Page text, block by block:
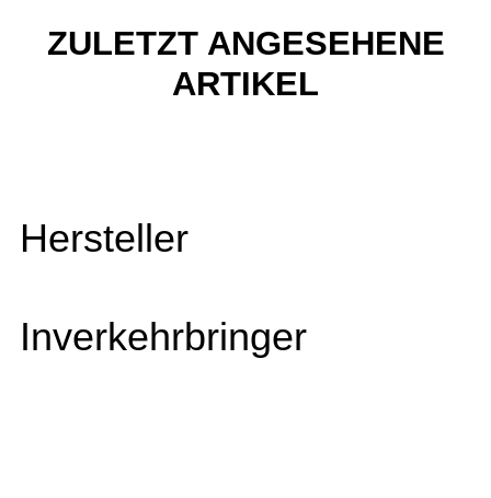
ZULETZT ANGESEHENE
ARTIKEL
Hersteller
Inverkehrbringer